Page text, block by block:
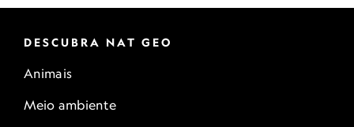
DESCUBRA NAT GEO
Animais
Meio ambiente